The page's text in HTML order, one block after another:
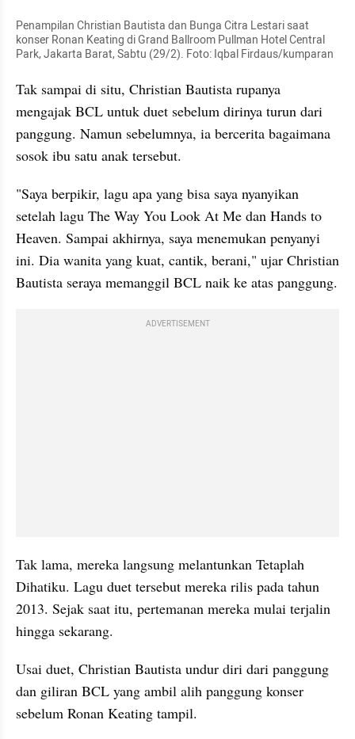
Penampilan Christian Bautista dan Bunga Citra Lestari saat
konser Ronan Keating di Grand Ballroom Pullman Hotel Central
Park, Jakarta Barat, Sabtu (29/2). Foto: Iqbal Firdaus/kumparan
Tak sampai di situ, Christian Bautista rupanya
mengajak BCL untuk duet sebelum dirinya turun dari
panggung. Namun sebelumnya, ia bercerita bagaimana
sosok ibu satu anak tersebut.
"Saya berpikir, lagu apa yang bisa saya nyanyikan
setelah lagu The Way You Look At Me dan Hands to
Heaven. Sampai akhirnya, saya menemukan penyanyi
ini. Dia wanita yang kuat, cantik, berani," ujar Christian
Bautista seraya memanggil BCL naik ke atas panggung.
ADVERTISEMENT
Tak lama, mereka langsung melantunkan Tetaplah
Dihatiku. Lagu duet tersebut mereka rilis pada tahun
2013. Sejak saat itu, pertemanan mereka mulai terjalin
hingga sekarang.
Usai duet, Christian Bautista undur diri dari panggung
dan giliran BCL yang ambil alih panggung konser
sebelum Ronan Keating tampil.